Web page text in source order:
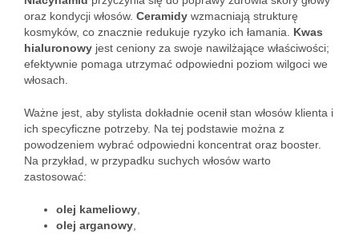
oraz kondycji włosów. Ceramidy wzmacniają strukturę
kosmyków, co znacznie redukuje ryzyko ich łamania. Kwas
hialuronowy jest ceniony za swoje nawilżające właściwości;
efektywnie pomaga utrzymać odpowiedni poziom wilgoci we
włosach.
Ważne jest, aby stylista dokładnie ocenił stan włosów klienta i
ich specyficzne potrzeby. Na tej podstawie można z
powodzeniem wybrać odpowiedni koncentrat oraz booster.
Na przykład, w przypadku suchych włosów warto
zastosować:
olej kameliowy
olej arganowy